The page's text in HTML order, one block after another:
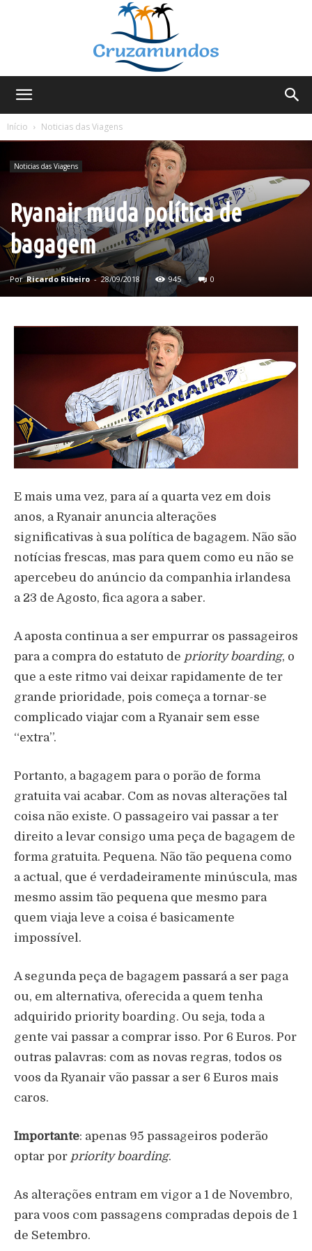
Início
Noticias das Viagens
Noticias das Viagens
Ryanair muda política de
bagagem
Por Ricardo Ribeiro - 28/09/2018 945 0
E mais uma vez, para aí a quarta vez em dois
anos, a Ryanair anuncia alterações
significativas à sua política de bagagem. Não são
notícias frescas, mas para quem como eu não se
apercebeu do anúncio da companhia irlandesa
a 23 de Agosto, fica agora a saber.
A aposta continua a ser empurrar os passageiros
para a compra do estatuto de priority boarding, o
que a este ritmo vai deixar rapidamente de ter
grande prioridade, pois começa a tornar-se
complicado viajar com a Ryanair sem esse
“extra”.
Portanto, a bagagem para o porão de forma
gratuita vai acabar. Com as novas alterações tal
coisa não existe. O passageiro vai passar a ter
direito a levar consigo uma peça de bagagem de
forma gratuita. Pequena. Não tão pequena como
a actual, que é verdadeiramente minúscula, mas
mesmo assim tão pequena que mesmo para
quem viaja leve a coisa é basicamente
impossível.
A segunda peça de bagagem passará a ser paga
ou, em alternativa, oferecida a quem tenha
adquirido priority boarding. Ou seja, toda a
gente vai passar a comprar isso. Por 6 Euros. Por
outras palavras: com as novas regras, todos os
voos da Ryanair vão passar a ser 6 Euros mais
caros.
Importante: apenas 95 passageiros poderão
optar por priority boarding.
As alterações entram em vigor a 1 de Novembro,
para voos com passagens compradas depois de 1
de Setembro.